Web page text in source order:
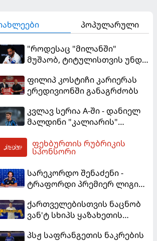
პოპულარული
"როდესაც "მილანში"
მუშაობ, ტიტულისთვის უნდა
"როსონერის" ფანები
დააიმედა
ფილიპ კოსტიჩი კარიერას
ერედივიონში განაგრძობს
კვლავ სერია A-ში - დანიელ
მალდინი "კალიარის"
ფეხბურთის რუბრიკის
სპონსორი
სარეკორდო შენაძენი -
ტრაფორდი პრემიერ ლიგის
ქართველებისთვის ნაცნობ
ვან'ტ სხიპს ყაზახეთის
პსჟ საფრანგეთის ნაკრების